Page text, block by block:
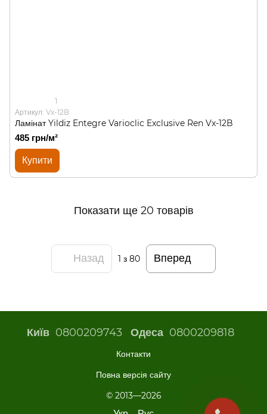
1
Артикул: Vx-12B
Ламінат Yildiz Entegre Varioclic Exclusive Ren Vx-12B
485 грн/м²
Купити
Показати ще 20 товарів
Назад 1 з 80 Вперед
Київ 0800209743 Одеса 0800209818
Контакти
Повна версія сайту
© 2013—2026